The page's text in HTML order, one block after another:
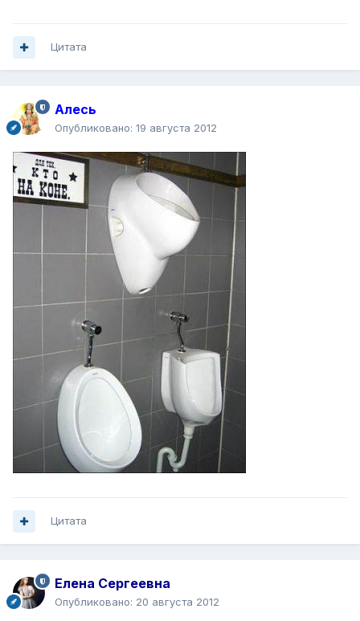
Цитата
Алесь
Опубликовано: 19 августа 2012
Цитата
Елена Сергеевна
Опубликовано: 20 августа 2012